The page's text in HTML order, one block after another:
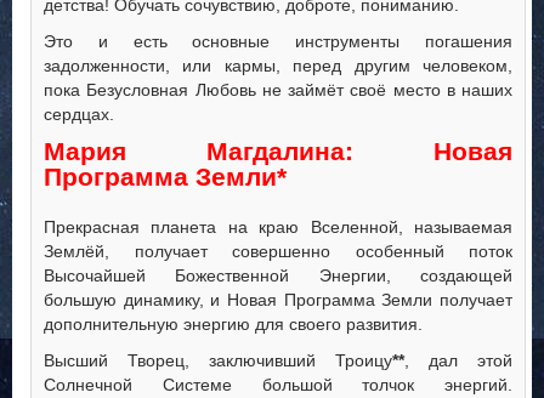
детства! Обучать сочувствию, доброте, пониманию.
Это и есть основные инструменты погашения
задолженности, или кармы, перед другим человеком,
пока Безусловная Любовь не займёт своё место в наших
сердцах.
Мария Магдалина: Новая
Программа Земли*
Прекрасная планета на краю Вселенной, называемая
Землёй, получает совершенно особенный поток
Высочайшей Божественной Энергии, создающей
большую динамику, и Новая Программа Земли получает
дополнительную энергию для своего развития.
Высший Творец, заключивший Троицу**, дал этой
Солнечной Системе большой толчок энергий.